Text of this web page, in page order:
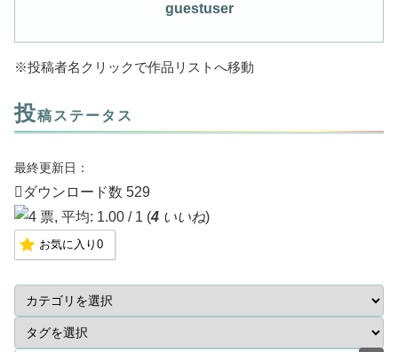
guestuser
※投稿者名クリックで作品リストへ移動
投稿ステータス
最終更新日：
ダウンロード数 529
(4 いいね)
お気に入り 0